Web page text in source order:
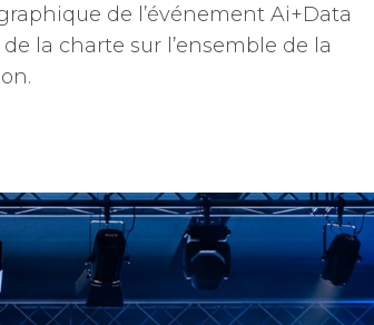
de l’événement Ai+Data
la charte sur l’ensemble de la